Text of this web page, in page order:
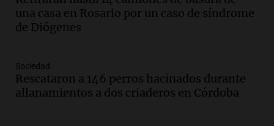
en Mendoza
Panorama Federal
Audio.
en la Sociedad Rural de Bulaya con
actividades para toda la familia
una casa en Rosario por un caso de síndrome
de Diógenes
Sociedad
Rescataron a 146 perros hacinados durante
allanamientos a dos criaderos en Córdoba